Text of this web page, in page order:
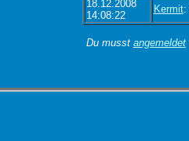
18.12.2008
14:08:22
Kermit:
Du musst angemeldet